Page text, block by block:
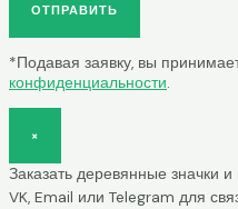
ОТПРАВИТЬ
*Подавая заявку, вы
конфиденциальности.
×
Заказать деревянные значки
VK, Email или Telegram для